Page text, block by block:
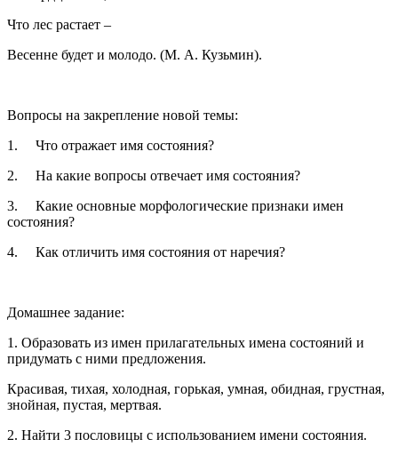
Что лес растает –
Весенне будет и молодо. (М. А. Кузьмин).
Вопросы на закрепление новой темы:
1.
Что отражает имя состояния?
2.
На какие вопросы отвечает имя состояния?
3.
Какие основные морфологические признаки имен
состояния?
4.
Как отличить имя состояния от наречия?
Домашнее задание:
1. Образовать из имен прилагательных имена состояний и
придумать с ними предложения.
Красивая, тихая, холодная, горькая, умная, обидная, грустная,
знойная, пустая, мертвая.
2. Найти 3 пословицы с использованием имени состояния.